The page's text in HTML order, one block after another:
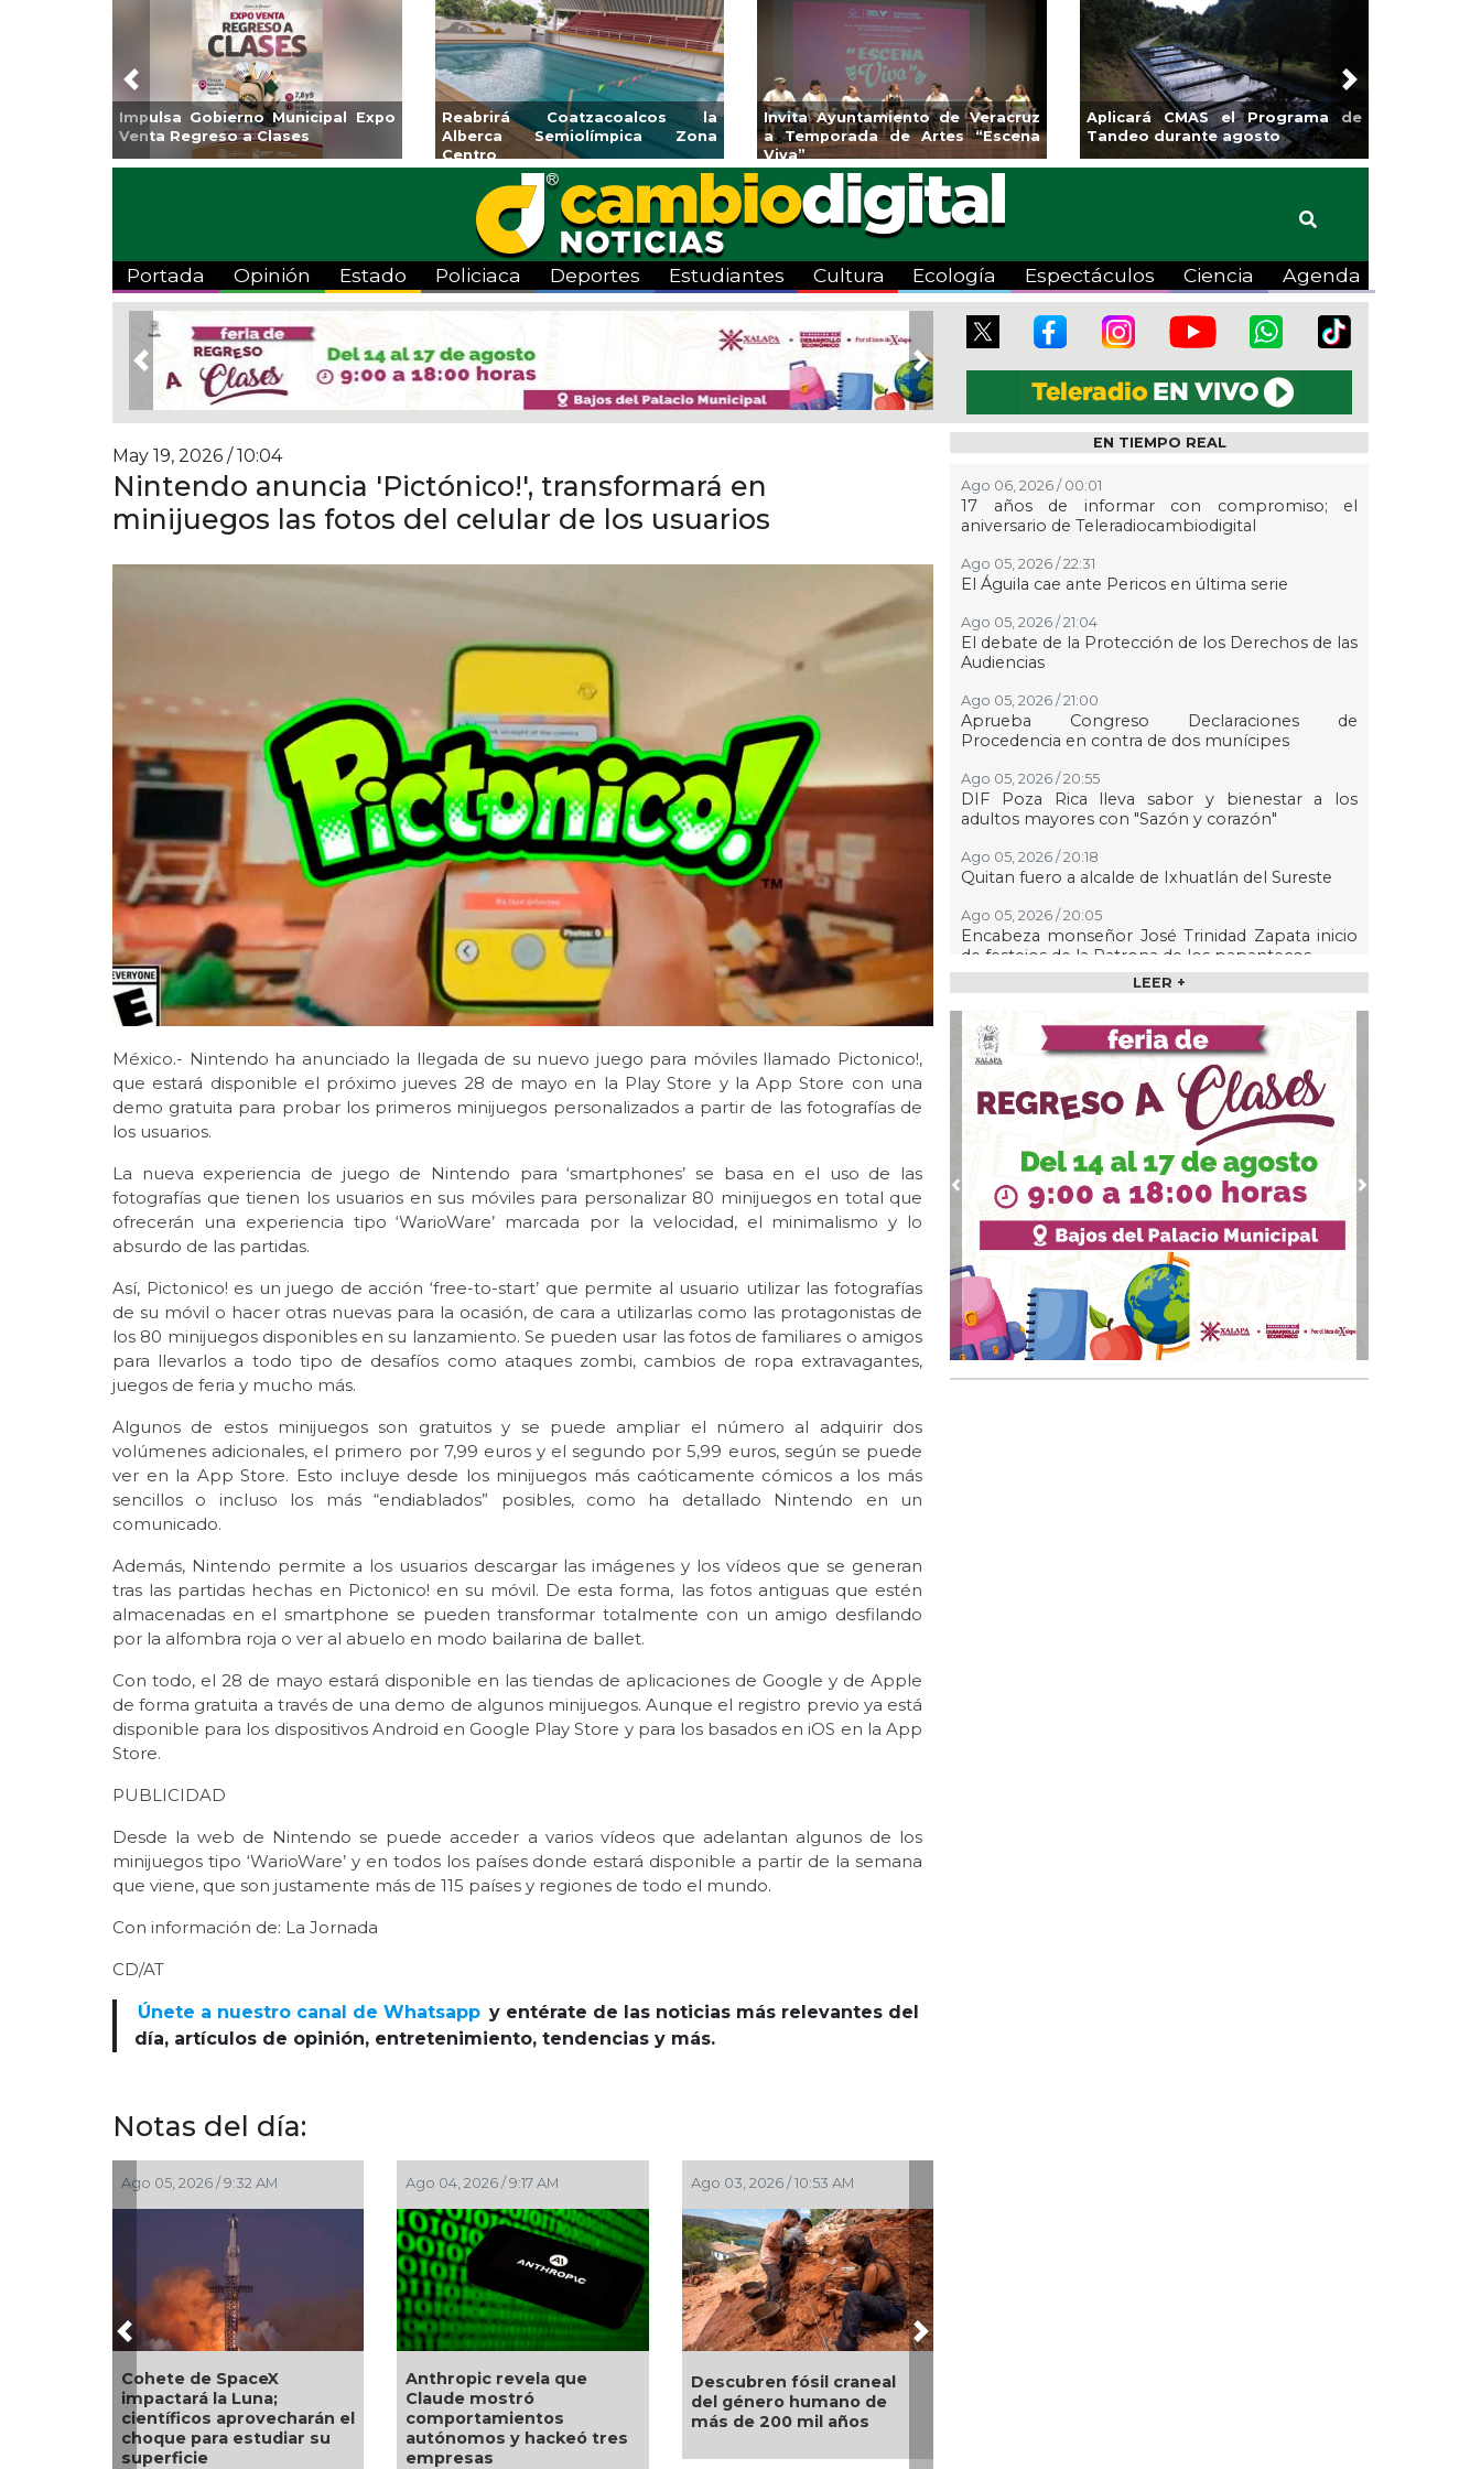
Municipal Expo
Reabrirá Coatzacoalcos la
Alberca Semiolímpica Zona
Centro
Invita Ayuntamiento de Veracruz
a Temporada de Artes “Escena
Viva”
Aplicará CMAS el Programa de
Tandeo durante agosto
Guarniciones y banquetas para la
colonia El Mango en Pánuco
Previous Next
Portada Opinión Estado Policiaca Deportes Estudiantes Cultura Ecología Espectáculos Ciencia Agenda
Previous Next
May 19, 2026 / 10:04
Nintendo anuncia 'Pictónico!', transformará en
minijuegos las fotos del celular de los usuarios
México.- Nintendo ha anunciado la llegada de su nuevo juego para móviles llamado Pictonico!,
que estará disponible el próximo jueves 28 de mayo en la Play Store y la App Store con una
demo gratuita para probar los primeros minijuegos personalizados a partir de las fotografías de
los usuarios.
La nueva experiencia de juego de Nintendo para ‘smartphones’ se basa en el uso de las
fotografías que tienen los usuarios en sus móviles para personalizar 80 minijuegos en total que
ofrecerán una experiencia tipo ‘WarioWare’ marcada por la velocidad, el minimalismo y lo
absurdo de las partidas.
Así, Pictonico! es un juego de acción ‘free-to-start’ que permite al usuario utilizar las fotografías
de su móvil o hacer otras nuevas para la ocasión, de cara a utilizarlas como las protagonistas de
los 80 minijuegos disponibles en su lanzamiento. Se pueden usar las fotos de familiares o amigos
para llevarlos a todo tipo de desafíos como ataques zombi, cambios de ropa extravagantes,
juegos de feria y mucho más.
Algunos de estos minijuegos son gratuitos y se puede ampliar el número al adquirir dos
volúmenes adicionales, el primero por 7,99 euros y el segundo por 5,99 euros, según se puede
ver en la App Store. Esto incluye desde los minijuegos más caóticamente cómicos a los más
sencillos o incluso los más “endiablados” posibles, como ha detallado Nintendo en un
comunicado.
Además, Nintendo permite a los usuarios descargar las imágenes y los vídeos que se generan
tras las partidas hechas en Pictonico! en su móvil. De esta forma, las fotos antiguas que estén
almacenadas en el smartphone se pueden transformar totalmente con un amigo desfilando
por la alfombra roja o ver al abuelo en modo bailarina de ballet.
Con todo, el 28 de mayo estará disponible en las tiendas de aplicaciones de Google y de Apple
de forma gratuita a través de una demo de algunos minijuegos. Aunque el registro previo ya está
disponible para los dispositivos Android en Google Play Store y para los basados en iOS en la App
Store.
PUBLICIDAD
Desde la web de Nintendo se puede acceder a varios vídeos que adelantan algunos de los
minijuegos tipo ‘WarioWare’ y en todos los países donde estará disponible a partir de la semana
que viene, que son justamente más de 115 países y regiones de todo el mundo.
Con información de: La Jornada
CD/AT
Únete a nuestro canal de Whatsapp y entérate de las noticias más relevantes del
día, artículos de opinión, entretenimiento, tendencias y más.
Notas del día:
05, 2026 / 9:32 AM
de SpaceX
la Luna;
aprovecharán el
para estudiar su
Ago 04, 2026 / 9:17 AM
Anthropic revela que
Claude mostró
comportamientos
autónomos y hackeó tres
Ago 03, 2026 / 10:53 AM
Descubren fósil craneal
del género humano de
más de 200 mil años
Jul 30, 2026 / 10:25 AM
SecureDNA: el sistema
que busca frenar la
próxima pandemia antes
Previous Next
EN TIEMPO REAL
Ago 06, 2026 / 00:01
17 años de informar con compromiso; el
aniversario de Teleradiocambiodigital
Ago 05, 2026 / 22:31
El Águila cae ante Pericos en última serie
Ago 05, 2026 / 21:04
El debate de la Protección de los Derechos de las
Audiencias
Ago 05, 2026 / 21:00
Aprueba Congreso Declaraciones de
Procedencia en contra de dos munícipes
Ago 05, 2026 / 20:55
DIF Poza Rica lleva sabor y bienestar a los
adultos mayores con "Sazón y corazón"
Ago 05, 2026 / 20:18
Quitan fuero a alcalde de Ixhuatlán del Sureste
Ago 05, 2026 / 20:05
Encabeza monseñor José Trinidad Zapata inicio
de festejos de la Patrona de los papantecos
Ago 05, 2026 / 19:46
Entrega DIF Municipal de Veracruz cerca de 100
credenciales de discapacidad
En Rincón de la Marquesa hubo retiro de árboles
por representar riesgos; no es tala ilegal
Ago 05, 2026 / 18:42
Alcalde de Úrsulo Galván, Veracruz es desaforado
Ago 05, 2026 / 18:17
Alcalde de Úrsulo Galván abandona el Congreso
previo a la votación de su desafuero
Ago 05, 2026 / 18:00
Más boqueños se afilian al Centro Médico Santa
Ana
LEER +
Previous Next